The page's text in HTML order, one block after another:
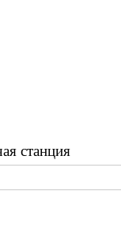
станция